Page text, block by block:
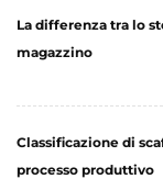
La differenza tra lo
magazzino
Classificazione di
processo produttivo